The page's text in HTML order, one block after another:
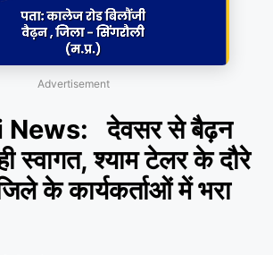
Advertisement
देवसर से बैढ़न
स्वागत, श्याम टेलर के दौरे
के कार्यकर्ताओं में भरा